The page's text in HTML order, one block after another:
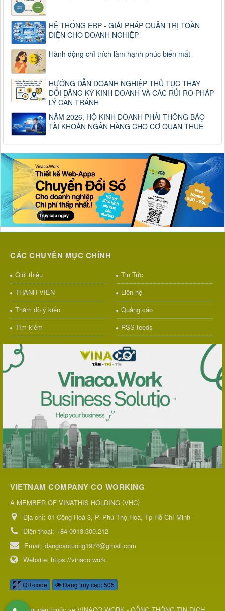
HỆ THỐNG ERP - GIẢI PHÁP QUẢN TRỊ TOÀN
DIỆN CHO DOANH NGHIỆP
Hành động chỉ trích làm hạnh phúc biến mất
HƯỚNG DẪN DOANH NGHIỆP THỦ TỤC THAY
ĐỔI ĐĂNG KÝ KINH DOANH VÀ CÁC RỦI RO PHÁP
LÝ CẦN TRÁNH
NĂM 2026, HỘ KINH DOANH PHẢI THÔNG BÁO
TÀI KHOẢN NGÂN HÀNG CHO CƠ QUAN THUẾ
CÁC CHUYÊN MỤC CHÍNH
Giới thiệu
Tin Tức
THÀNH VIÊN
Liên hệ
Thăm dò ý kiến
Quảng cáo
Tìm kiếm
RSS-feeds
VIETNAM COMPANY CO WORKING
A MEMBER OF VINATHIS HOLDING (VHC)
Địa chỉ: 01 Cộng Hoà 3, P. Phú Thọ Hoà, Tp Hồ Chí Minh
Điện thoại: +84-0918.300.212
Email: dangcaotuong1974@gmail.com
Website: https://vinaco.work
QR-code Đang truy cập: 505